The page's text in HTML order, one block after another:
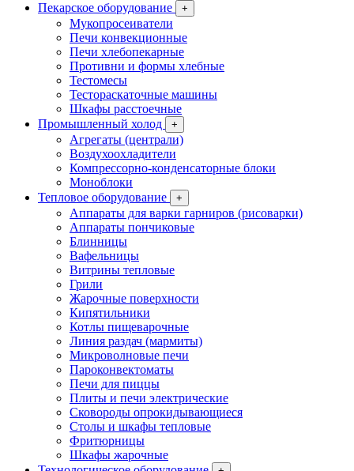
Пекарское оборудование
+
Мукопросеиватели
Печи конвекционные
Печи хлебопекарные
Противни и формы хлебные
Тестомесы
Тестораскаточные машины
Шкафы расстоечные
Промышленный холод
+
Агрегаты (централи)
Воздухоохладители
Компрессорно-конденсаторные блоки
Моноблоки
Тепловое оборудование
+
Аппараты для варки гарниров (рисоварки)
Аппараты пончиковые
Блинницы
Вафельницы
Витрины тепловые
Грили
Жарочные поверхности
Кипятильники
Котлы пищеварочные
Линия раздач (мармиты)
Микроволновые печи
Пароконвектоматы
Печи для пиццы
Плиты и печи электрические
Сковороды опрокидывающиеся
Столы и шкафы тепловые
Фритюрницы
Шкафы жарочные